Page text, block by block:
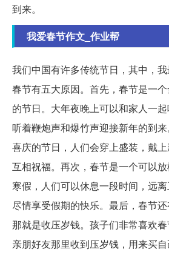
到来。
我爱春节作文_作业帮
我们中国有许多传统节日，其中，
春节有五大原因。首先，春节是一
的节日。大年夜晚上可以和家人一
听着鞭炮声和爆竹声迎接新年的到
喜庆的节日，人们会穿上盛装，戴上
互相祝福。再次，春节是一个可以
寒假，人们可以休息一段时间，远离
尽情享受假期的快乐。最后，春节还
那就是收压岁钱。孩子们非常喜欢
亲朋好友那里收到压岁钱，用来买自